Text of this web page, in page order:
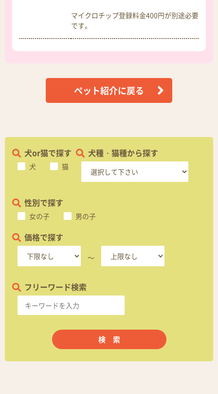
マイクロチップ登録料金400円が別途必要
です。
ペット紹介に戻る
犬or猫で探す
犬 猫
犬種・猫種から探す
性別で探す
女の子 男の子
価格で探す
～
フリーワード検索